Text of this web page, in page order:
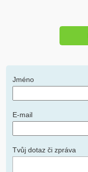
Jméno
E-mail
Tvůj dotaz či zpráva